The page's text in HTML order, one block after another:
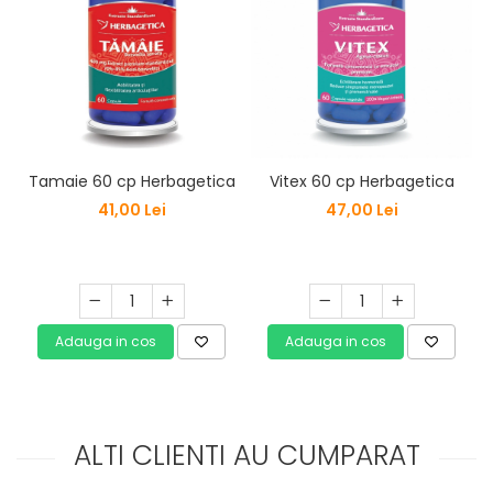
Tamaie 60 cp Herbagetica
41,00 Lei
Adauga in cos
Vitex 60 cp Herbagetica
47,00 Lei
Adauga in cos
ALTI CLIENTI AU CUMPARAT